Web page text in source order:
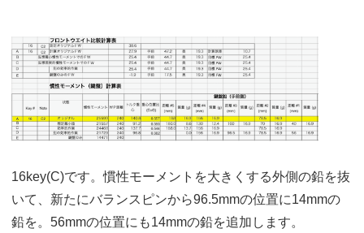
16key(C)です。慣性モーメントを大きくする外側の鉛を抜
いて、新たにバランスピンから96.5mmの位置に14mmの
鉛を。56mmの位置にも14mmの鉛を追加します。